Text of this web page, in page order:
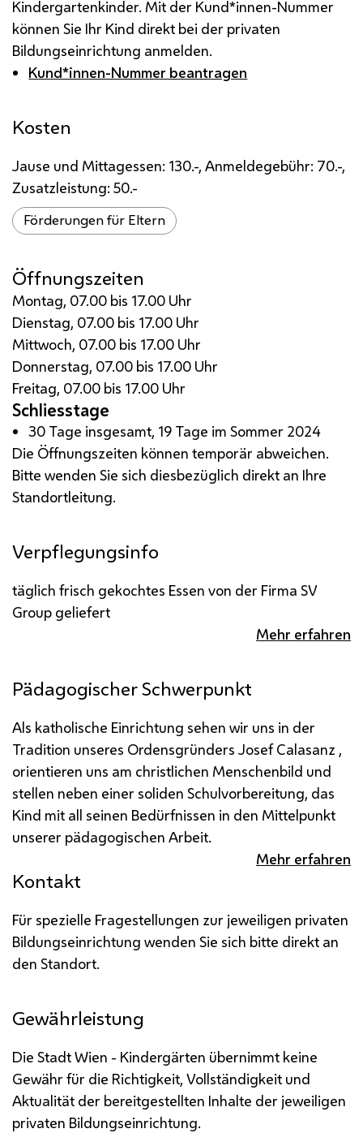
Kindergartenkinder. Mit der Kund*innen-Nummer
können Sie Ihr Kind direkt bei der privaten
Bildungseinrichtung anmelden.
Kund*innen-Nummer beantragen
Kosten
Jause und Mittagessen: 130.-, Anmeldegebühr: 70.-,
Zusatzleistung: 50.-
Förderungen für Eltern
Öffnungszeiten
Montag, 07.00 bis 17.00 Uhr
Dienstag, 07.00 bis 17.00 Uhr
Mittwoch, 07.00 bis 17.00 Uhr
Donnerstag, 07.00 bis 17.00 Uhr
Freitag, 07.00 bis 17.00 Uhr
Schliesstage
30 Tage insgesamt, 19 Tage im Sommer 2024
Die Öffnungszeiten können temporär abweichen.
Bitte wenden Sie sich diesbezüglich direkt an Ihre
Standortleitung.
Verpflegungsinfo
täglich frisch gekochtes Essen von der Firma SV
Group geliefert
Mehr erfahren
Pädagogischer Schwerpunkt
Als katholische Einrichtung sehen wir uns in der
Tradition unseres Ordensgründers Josef Calasanz ,
orientieren uns am christlichen Menschenbild und
stellen neben einer soliden Schulvorbereitung, das
Kind mit all seinen Bedürfnissen in den Mittelpunkt
unserer pädagogischen Arbeit.
Mehr erfahren
Kontakt
Für spezielle Fragestellungen zur jeweiligen privaten
Bildungseinrichtung wenden Sie sich bitte direkt an
den Standort.
Gewährleistung
Die Stadt Wien - Kindergärten übernimmt keine
Gewähr für die Richtigkeit, Vollständigkeit und
Aktualität der bereitgestellten Inhalte der jeweiligen
privaten Bildungseinrichtung.